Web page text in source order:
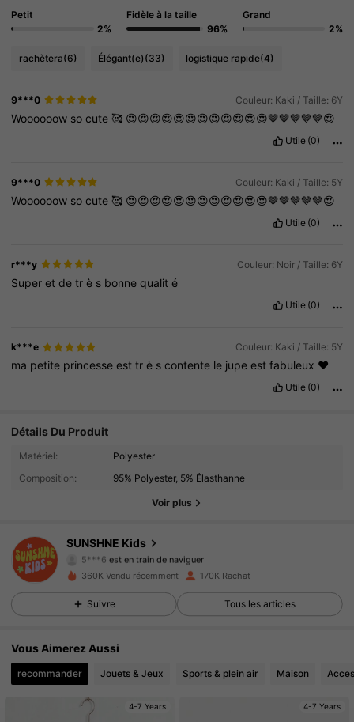
Petit
2%
Fidèle à la taille
96%
Grand
2%
rachètera(6) Élégant(e)(33) logistique rapide(4)
9***0 Couleur: Kaki / Taille: 6Y
Woooooow socute 🥰 😍😍😍😍😍😍😍😍😍😍😍😍🤎🤎🤎🤎🤎😍
Utile (0)
9***0 Couleur: Kaki / Taille: 5Y
Woooooow socute 🥰 😍😍😍😍😍😍😍😍😍😍😍😍🤎🤎🤎🤎🤎😍
Utile (0)
r***y Couleur: Noir / Taille: 6Y
Superetdetrè s bonnequalité
Utile (0)
k***e Couleur: Kaki / Taille: 5Y
ma petite princesseesttrè scontente le jupeestfabuleux ❤️
Utile (0)
Détails Du Produit
Matériel:
Polyester
Composition:
95% Polyester, 5% Élasthanne
Voir plus
SUNSHNE Kids
112K Suiveurs
5***6 est en train de naviguer
4.94
112K Suiveurs
4.94 112K Suiveurs
360K Vendu récemment 170K Rachat
Suivre Tous les articles
Vous Aimerez Aussi
recommander Jouets & Jeux Sports & plein air Maison
4-7 Years 4-7 Years